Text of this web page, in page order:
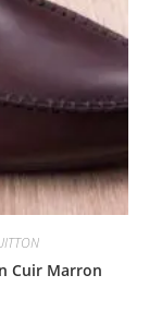
Cuir Marron